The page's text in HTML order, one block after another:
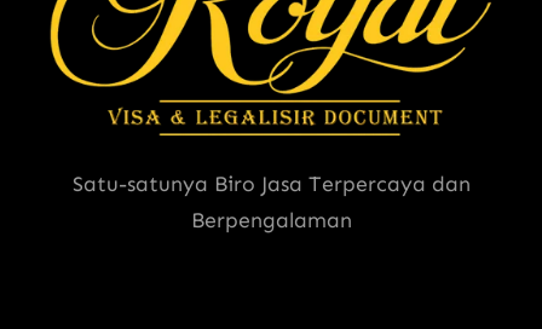
Satu-satunya Biro Jasa Terpercaya dan
Berpengalaman